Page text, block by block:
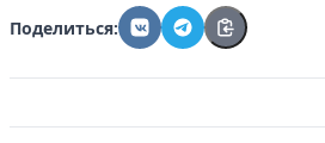
Поделиться: